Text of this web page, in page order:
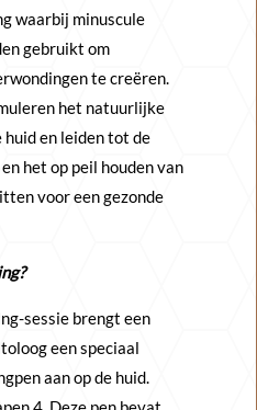
waarbij minuscule
gebruikt om
te creëren.
het natuurlijke
huid en leiden tot de
het op peil houden van
voor een gezonde
sessie brengt een
een speciaal
aan op de huid.